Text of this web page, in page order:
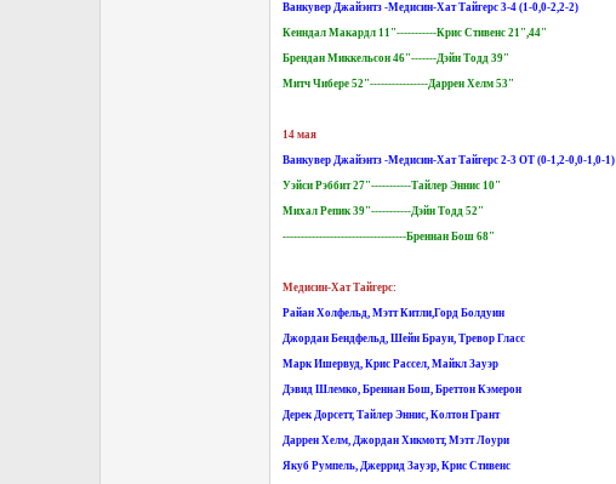
Ванкувер Джайэнтз -Медисин-Хат Тайгерс 3-4 (1-0,0-2,2-2)
Кенндал Макардл 11"-----------Крис Стивенс 21",44"
Брендан Миккельсон 46"-------Дэйн Тодд 39"
Митч Чибере 52"----------------Даррен Хелм 53"
14 мая
Ванкувер Джайэнтз -Медисин-Хат Тайгерс 2-3 ОТ (0-1,2-0,0-1,0-1)
Уэйси Рэббит 27"-----------Тайлер Эннис 10"
Михал Репик 39"-----------Дэйн Тодд 52"
----------------------------------Бреннан Бош 68"
Медисин-Хат Тайгерс:
Райан Холфельд, Мэтт Китли,Горд Болдуин
Джордан Бендфельд, Шейн Браун, Тревор Гласс
Марк Ишервуд, Крис Рассел, Майкл Зауэр
Дэвид Шлемко, Бреннан Бош, Бреттон Кэмерон
Дерек Дорсетт, Тайлер Эннис, Колтон Грант
Даррен Хелм, Джордан Хикмотт, Мэтт Лоури
Якуб Румпель, Джеррид Зауэр, Крис Стивенс